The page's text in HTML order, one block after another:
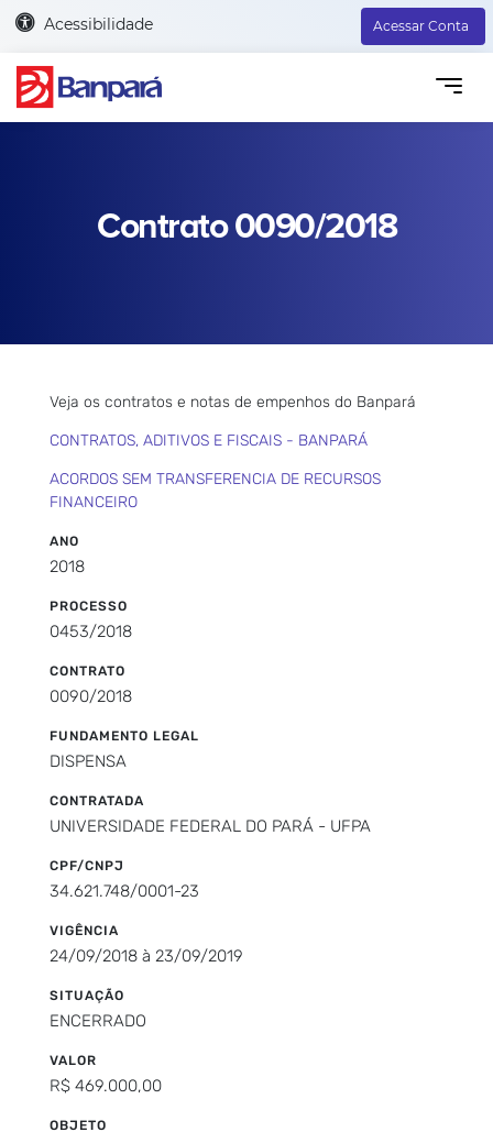
Acessibilidade Acessar Conta
Contrato 0090/2018
Veja os contratos e notas de empenhos do Banpará
CONTRATOS, ADITIVOS E FISCAIS - BANPARÁ
ACORDOS SEM TRANSFERENCIA DE RECURSOS
FINANCEIRO
ANO
2018
PROCESSO
0453/2018
CONTRATO
0090/2018
FUNDAMENTO LEGAL
DISPENSA
CONTRATADA
UNIVERSIDADE FEDERAL DO PARÁ - UFPA
CPF/CNPJ
34.621.748/0001-23
VIGÊNCIA
24/09/2018 à 23/09/2019
SITUAÇÃO
ENCERRADO
VALOR
R$ 469.000,00
OBJETO